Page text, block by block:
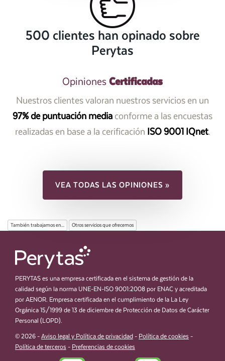
500 clientes han opinado sobre
Perytas
Opiniones Certificadas
Nuestros clientes valoran nuestros servicios en un
97% de puntuación mediaconforme a las encuestas
realizadas en base a la cerificación ISO 9001 IQnet.
VEA TODAS LAS OPINIONES »
También trabajamos en... Otros servicios que ofrecemos
PERYTAS es una empresa certificada en el sistema de gestión de la
calidad según la norma UNE-EN-ISO 9001:2008 por ENAC y acreditada
por AENOR. Empresa certificada en el cumplimiento de la La Ley
Orgánica 15/1999 de 13 de diciembre de Protección de Datos de Carácter
Personal (LOPD).
© 2026 - Aviso legal y Política de privacidad - Política de cookies -
Política de terceros - Preferencias de cookies